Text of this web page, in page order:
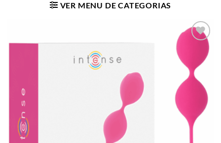
VER MENU DE CATEGORIAS
Añadir
lista
de
deseos